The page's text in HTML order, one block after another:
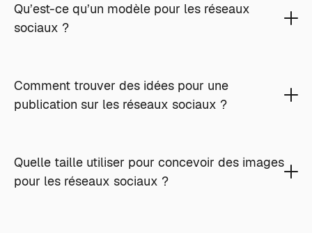
Qu’est-ce qu’un modèle pour les réseaux
sociaux ?
Comment trouver des idées pour une
publication sur les réseaux sociaux ?
Quelle taille utiliser pour concevoir des images
pour les réseaux sociaux ?